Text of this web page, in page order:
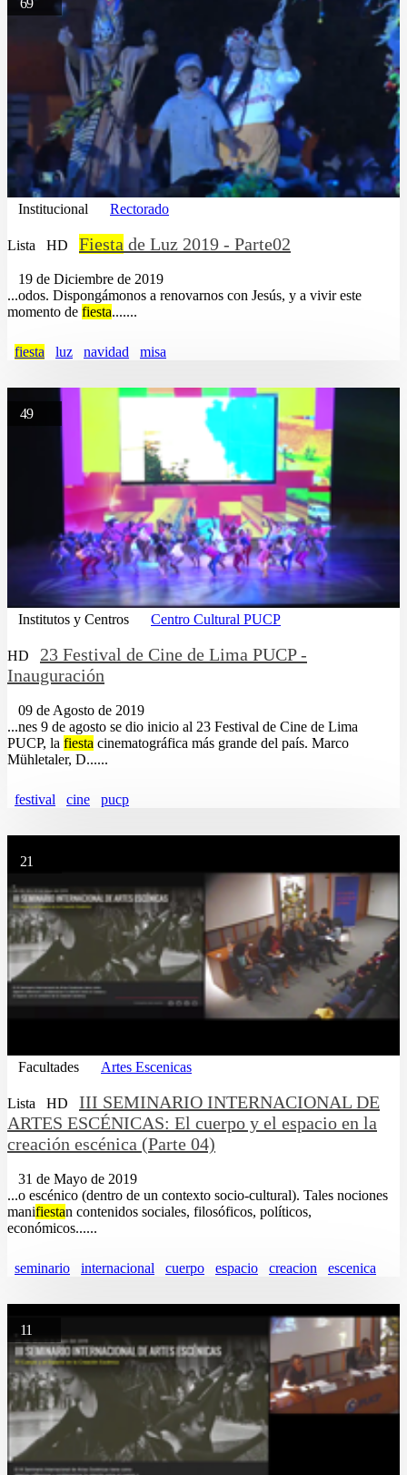
Institucional Rectorado
Lista HD Fiesta de Luz 2019 - Parte02
19 de Diciembre de 2019
...odos. Dispongámonos a renovarnos con Jesús, y a vivir este
momento de fiesta.......
fiesta luz navidad misa
49
Institutos y Centros Centro Cultural PUCP
HD
23 Festival de Cine de Lima PUCP -
Inauguración
09 de Agosto de 2019
...nes 9 de agosto se dio inicio al 23 Festival de Cine de Lima
PUCP, la fiesta cinematográfica más grande del país. Marco
Mühletaler, D......
festival cine pucp
21
Facultades Artes Escenicas
Lista HD
III SEMINARIO INTERNACIONAL DE
ARTES ESCÉNICAS: El cuerpo y el espacio en la
creación escénica (Parte 04)
31 de Mayo de 2019
...o escénico (dentro de un contexto socio-cultural). Tales nociones
manifiestan contenidos sociales, filosóficos, políticos,
económicos......
seminario internacional cuerpo espacio creacion escenica
11